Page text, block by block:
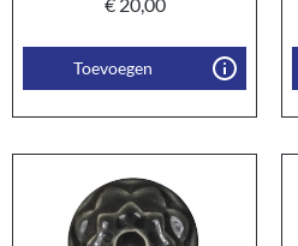
€20,00
Toevoegen